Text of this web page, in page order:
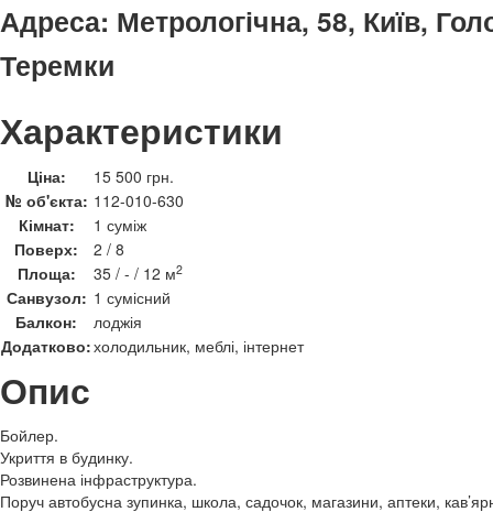
Адреса: Метрологічна, 58, Київ,
Теремки
Характеристики
Ціна:
15 500 грн.
№ об'єкта: 112-010-630
Кімнат:
1 суміж
Поверх:
2 / 8
Площа:
35 / - / 12 м2
Санвузол: 1 сумісний
Балкон:
лоджія
Додатково:холодильник, меблі, інтернет
Опис
Бойлер.
Укриття в будинку.
Розвинена інфраструктура.
Поруч автобусна зупинка, школа, садочок, магазини, аптеки,